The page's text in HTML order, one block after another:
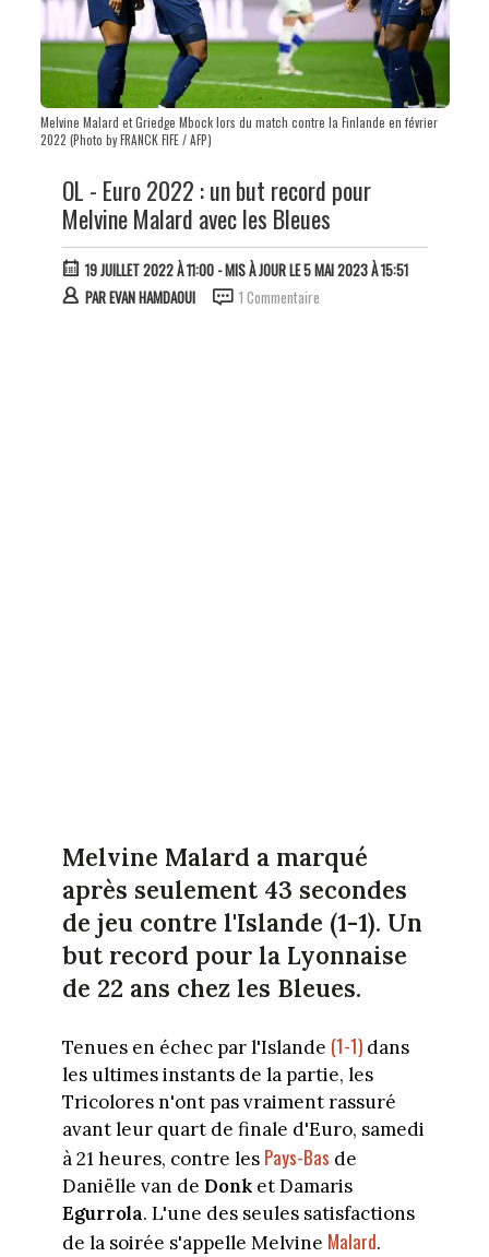
Melvine Malard et Griedge Mbock lors du match contre la Finlande en février
2022 (Photo by FRANCK FIFE / AFP)
OL - Euro 2022 : un but record pour
Melvine Malard avec les Bleues
19 JUILLET 2022 À 11:00- MIS À JOUR LE 5 MAI 2023 À 15:51
PAREVAN HAMDAOUI 1 Commentaire
Melvine Malard a marqué
après seulement 43 secondes
de jeu contre l'Islande (1-1). Un
but record pour la Lyonnaise
de 22 ans chez les Bleues.
Tenues en échec par l'Islande (1-1)dans
les ultimes instants de la partie, les
Tricolores n'ont pas vraiment rassuré
avant leur quart de finale d'Euro, samedi
à 21 heures, contre les Pays-Bas de
Daniëlle van de Donket Damaris
Egurrola. L'une des seules satisfactions
de la soirée s'appelle Melvine Malard.